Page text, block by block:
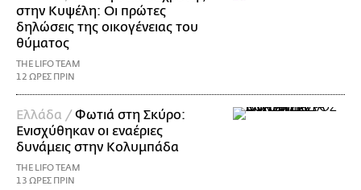
στην Κυψέλη: Οι πρώτες
δηλώσεις της οικογένειας του
θύματος
THE LIFO TEAM
12 ΩΡΕΣ ΠΡΙΝ
Ελλάδα /Φωτιά στη Σκύρο:
Ενισχύθηκαν οι εναέριες
δυνάμεις στην Κολυμπάδα
THE LIFO TEAM
13 ΩΡΕΣ ΠΡΙΝ